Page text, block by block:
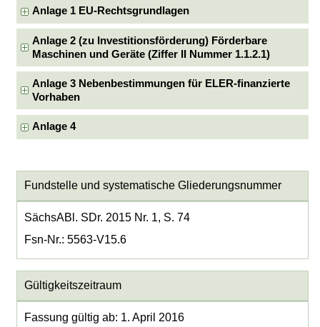
Anlage 1 EU-Rechtsgrundlagen
Anlage 2 (zu Investitionsförderung) Förderbare
Maschinen und Geräte (Ziffer II Nummer 1.1.2.1)
Anlage 3 Nebenbestimmungen für ELER-finanzierte
Vorhaben
Anlage 4
Fundstelle und systematische Gliederungsnummer
SächsABl. SDr. 2015 Nr. 1, S. 74
Fsn-Nr.: 5563-V15.6
Gültigkeitszeitraum
Fassung gültig ab: 1. April 2016